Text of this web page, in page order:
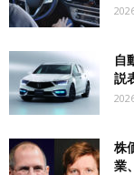
自
説
株
業